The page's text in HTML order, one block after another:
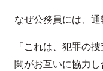
なぜ公務員には、通
「これは、犯罪の
関がお互いに協力